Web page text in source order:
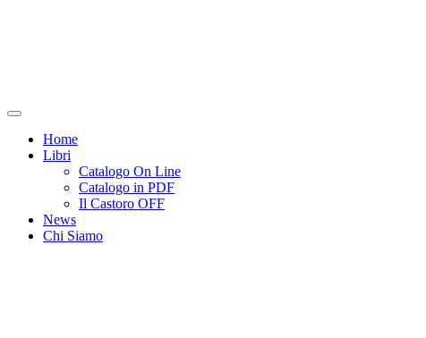
Home
Libri
Catalogo On Line
Catalogo in PDF
Il Castoro OFF
News
Chi Siamo